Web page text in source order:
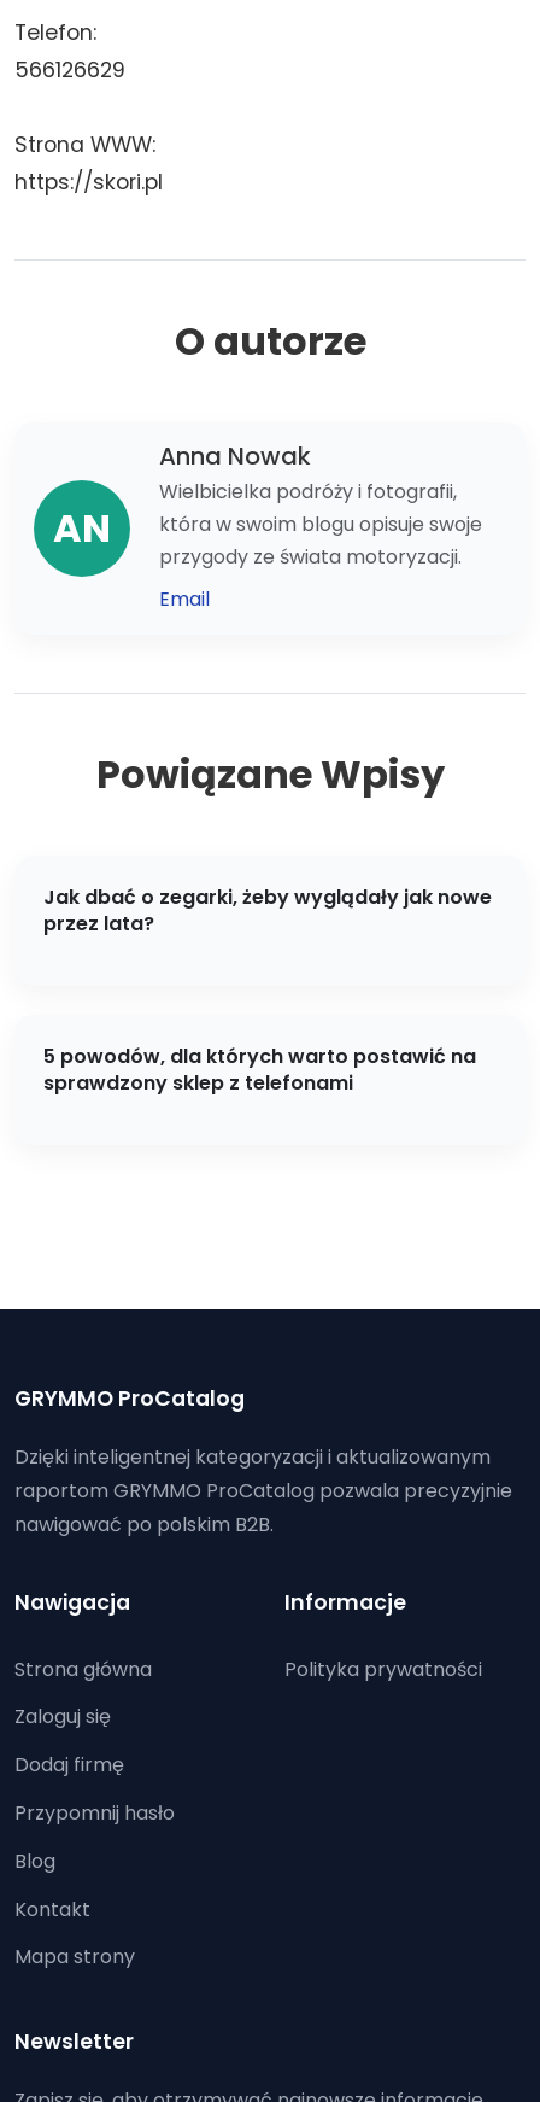
Telefon:
566126629
Strona WWW:
https://skori.pl
O autorze
AN
Anna Nowak
Wielbicielka podróży i fotografii,
która w swoim blogu opisuje swoje
przygody ze świata motoryzacji.
Email
Powiązane Wpisy
Jak dbać o zegarki, żeby wyglądały jak nowe
przez lata?
5 powodów, dla których warto postawić na
sprawdzony sklep z telefonami
GRYMMO ProCatalog
Dzięki inteligentnej kategoryzacji i aktualizowanym
raportom GRYMMO ProCatalog pozwala precyzyjnie
nawigować po polskim B2B.
Nawigacja
Strona główna
Zaloguj się
Dodaj firmę
Przypomnij hasło
Blog
Kontakt
Mapa strony
Informacje
Polityka prywatności
Newsletter